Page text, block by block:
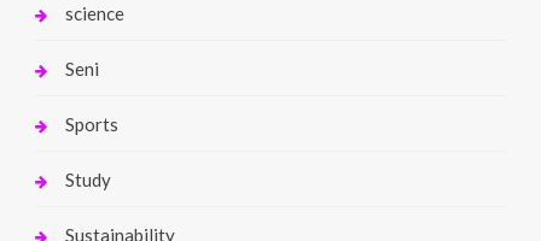
science
Seni
Sports
Study
Sustainability